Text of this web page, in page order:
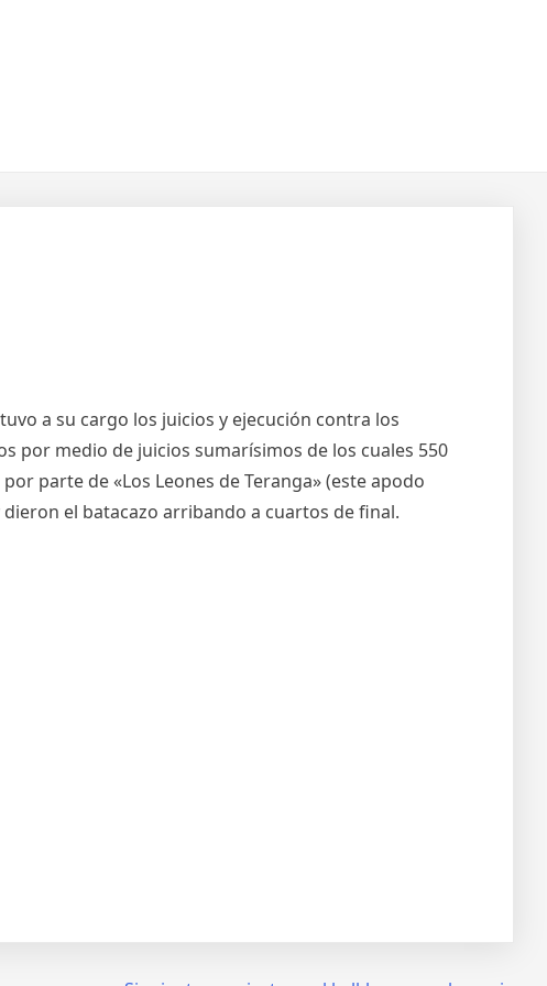
a su cargo los juicios y ejecución contra los
por medio de juicios sumarísimos de los cuales 550
parte de «Los Leones de Teranga» (este apodo
el batacazo arribando a cuartos de final.